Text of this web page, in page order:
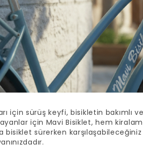
için sürüş keyfi, bisikletin bakımlı
için Mavi Bisiklet, hem
bisiklet sürerken